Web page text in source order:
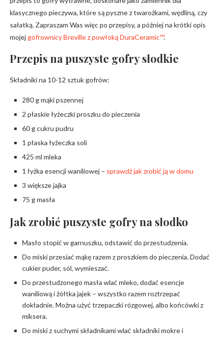
klasycznego pieczywa, które są pyszne z twarożkami, wędliną, czy
sałatką. Zapraszam Was więc po przepisy, a później na krótki opis
mojejgofrownicy Breville z powłoką DuraCeramic™.
Przepis na puszyste gofry słodkie
Składniki na 10-12 sztuk gofrów:
280 g mąki pszennej
2 płaskie łyżeczki proszku do pieczenia
60 g cukru pudru
1 płaska łyżeczka soli
425 ml mleka
1 łyżka esencji waniliowej – sprawdź jak zrobić ją w domu
3 większe jajka
75 g masła
Jak zrobić puszyste gofry na słodko
Masło stopić w garnuszku, odstawić do przestudzenia.
Do miski przesiać mąkę razem z proszkiem do pieczenia. Dodać
cukier puder, sól, wymieszać.
Do przestudzonego masła wlać mleko, dodać esencje
waniliową i żółtka jajek – wszystko razem roztrzepać
dokładnie. Można użyć trzepaczki rózgowej, albo końcówki z
miksera.
Do miski z suchymi składnikami wlać składniki mokre i